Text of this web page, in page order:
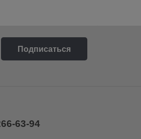
63-94